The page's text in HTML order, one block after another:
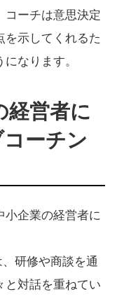
コーチは意思決定
を示してくれるた
なります。
経営者に
ーチン
小企業の経営者に
研修や商談を通
と対話を重ねてい